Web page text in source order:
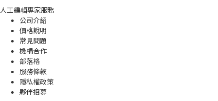
人工編輯專家服務
公司介紹
價格說明
常見問題
機構合作
部落格
服務條款
隱私權政策
夥伴招募